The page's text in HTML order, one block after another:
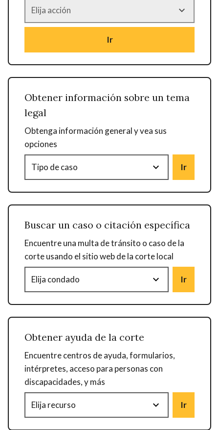
Ir
Obtener información sobre un tema
legal
Obtenga información general y vea sus
opciones
Ir
Buscar un caso o citación específica
Encuentre una multa de tránsito o caso de la
corte usando el sitio web de la corte local
Ir
Obtener ayuda de la corte
Encuentre centros de ayuda, formularios,
intérpretes, acceso para personas con
discapacidades, y más
Ir